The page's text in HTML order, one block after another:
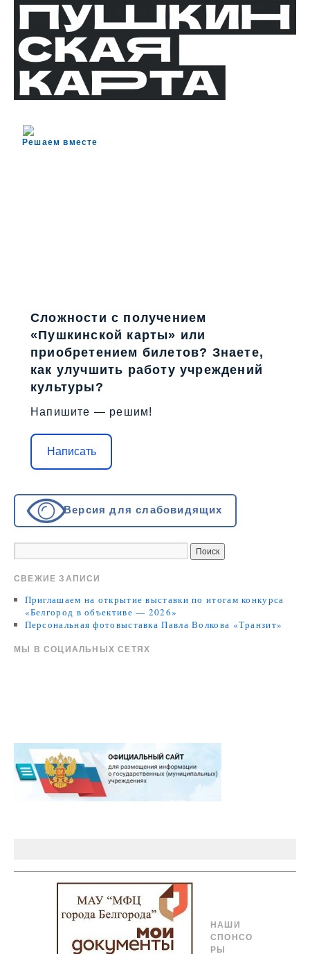
Решаем вместе
Сложности с получением
«Пушкинской карты» или
приобретением билетов? Знаете,
как улучшить работу учреждений
культуры?
Напишите — решим!
Написать
Версия для слабовидящих
СВЕЖИЕ ЗАПИСИ
Приглашаем на открытие выставки по итогам конкурса
«Белгород в объективе — 2026»
Персональная фотовыставка Павла Волкова «Транзит»
МЫ В СОЦИАЛЬНЫХ СЕТЯХ
НАШИ
СПОНСО
РЫ